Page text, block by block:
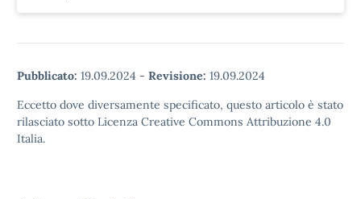
Pubblicato: 19.09.2024 - Revisione: 19.09.2024
Eccetto dove diversamente specificato, questo articolo è stato
rilasciato sotto Licenza Creative Commons Attribuzione 4.0
Italia.